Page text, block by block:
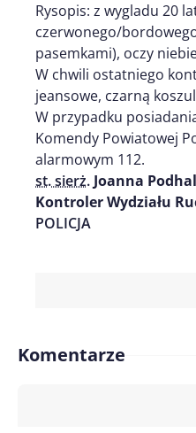
Rysopis: z wygladu 20
czerwonego/
pasemkami), oczy
W chwili ostatniego
jeansowe, czarną
W przypadku
Komendy Powiatowej
alarmowym 112.
st. sierż. Joanna
Kontroler Wydziału
POLICJA
Komentarze